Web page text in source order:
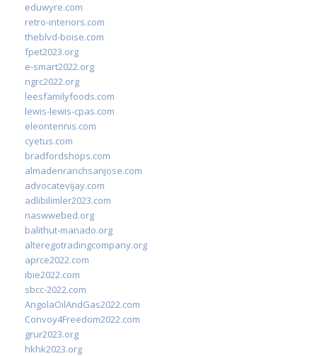
eduwyre.com
retro-interiors.com
theblvd-boise.com
fpet2023.org
e-smart2022.org
ngrc2022.org
leesfamilyfoods.com
lewis-lewis-cpas.com
eleontennis.com
cyetus.com
bradfordshops.com
almadenranchsanjose.com
advocatevijay.com
adlibilimler2023.com
naswwebed.org
balithut-manado.org
alteregotradingcompany.org
aprce2022.com
ibie2022.com
sbcc-2022.com
AngolaOilAndGas2022.com
Convoy4Freedom2022.com
grur2023.org
hkhk2023.org